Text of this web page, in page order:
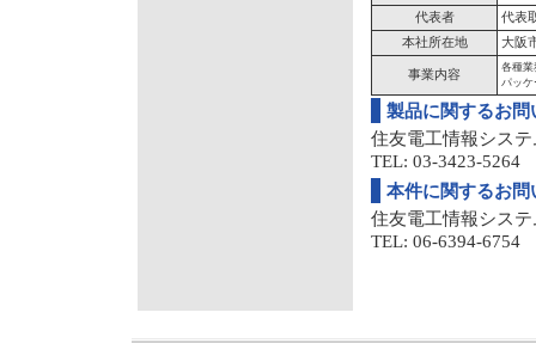
代表者
代表
本社所在地
大阪
事業内容
各種業
パッ
製品に関するお問
住友電工情報シス
TEL: 03-3423-5264
本件に関するお問
住友電工情報シス
TEL: 06-6394-6754